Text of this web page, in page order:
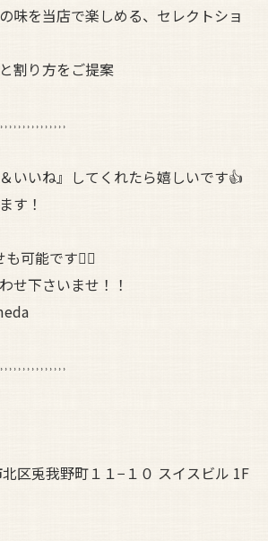
味を当店で楽しめる、セレクトショ
割り方をご提案
いいね』してくれたら嬉しいです👍
す！
可能です🙆‍♀️
せ下さいませ！！
区兎我野町１１−１０ スイスビル 1F